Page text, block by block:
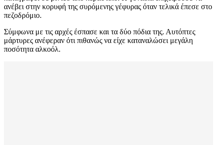
ανέβει στην κορυφή της συρόμενης γέφυρας όταν τελικά έπεσε στο
πεζοδρόμιο.
Σύμφωνα με τις αρχές έσπασε και τα δύο πόδια της. Αυτόπτες
μάρτυρες ανέφεραν ότι πιθανώς να είχε καταναλώσει μεγάλη
ποσότητα αλκοόλ.